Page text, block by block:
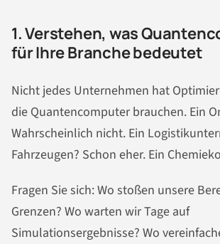
1. Verstehen, was
für Ihre Branche bedeutet
Nicht jedes Unternehmen hat
die Quantencomputer brauchen. Ein
Wahrscheinlich nicht. Ein
Fahrzeugen? Schon eher. Ein
Fragen Sie sich: Wo stoßen unsere
Grenzen? Wo warten wir Tage auf
Simulationsergebnisse? Wo